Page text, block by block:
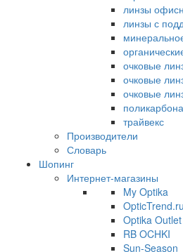
линзы
линзы с
очковые
очковые
очковые
трайвекс
Производители
Словарь
Шопинг
Интернет-магазины
My Optika
OpticTrend.ru
Optika Outlet
RB OCHKI
Sun-Season